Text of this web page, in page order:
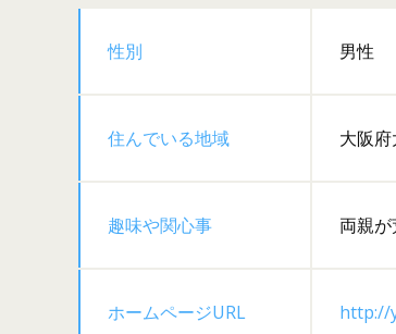
性別 男性
住んでいる地域 大阪
趣味や関心事 両親
ホームページURL http://